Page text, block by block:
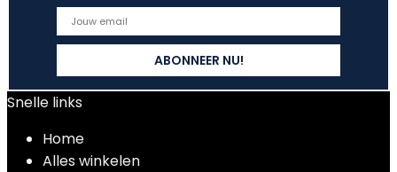
Snelle links
Home
Alles winkelen